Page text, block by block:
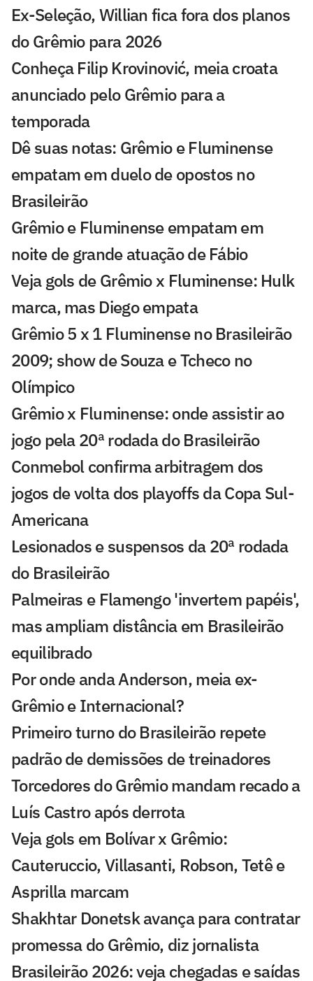
Ex-Seleção, Willian fica fora dos planos
do Grêmio para 2026
Conheça Filip Krovinović, meia croata
anunciado pelo Grêmio para a
temporada
Dê suas notas: Grêmio e Fluminense
empatam em duelo de opostos no
Brasileirão
Grêmio e Fluminense empatam em
noite de grande atuação de Fábio
Veja gols de Grêmio x Fluminense: Hulk
marca, mas Diego empata
Grêmio 5 x 1 Fluminense no Brasileirão
2009; show de Souza e Tcheco no
Olímpico
Grêmio x Fluminense: onde assistir ao
jogo pela 20ª rodada do Brasileirão
Conmebol confirma arbitragem dos
jogos de volta dos playoffs da Copa Sul-
Americana
Lesionados e suspensos da 20ª rodada
do Brasileirão
Palmeiras e Flamengo 'invertem papéis',
mas ampliam distância em Brasileirão
equilibrado
Por onde anda Anderson, meia ex-
Grêmio e Internacional?
Primeiro turno do Brasileirão repete
padrão de demissões de treinadores
Torcedores do Grêmio mandam recado a
Luís Castro após derrota
Veja gols em Bolívar x Grêmio:
Cauteruccio, Villasanti, Robson, Tetê e
Asprilla marcam
Shakhtar Donetsk avança para contratar
promessa do Grêmio, diz jornalista
Brasileirão 2026: veja chegadas e saídas